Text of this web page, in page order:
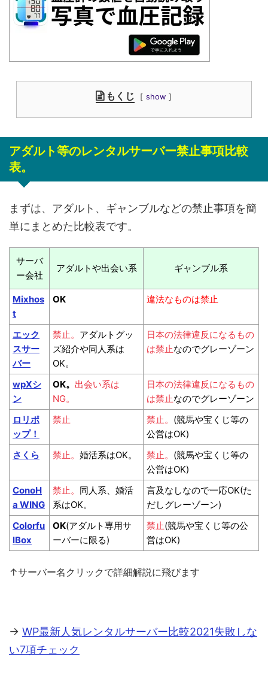
もくじ show
アダルト等のレンタルサーバー禁止事項比較
表。
まずは、アダルト、ギャンブルなどの禁止事項を簡
単にまとめた比較表です。
サーバ
ー会社
アダルトや出会い系 ギャンブル系
Mixhos
t
OK 違法なものは禁止
エック
スサー
バー
禁止。 アダルトグッ
ズ紹介や同人系は
OK。
日本の法律違反になるもの
は禁止なのでグレーゾーン
wpXシ
ン
OK。 出会い系は
NG。
日本の法律違反になるもの
は禁止なのでグレーゾーン
ロリポ
ップ！
禁止 禁止。 (競馬や宝くじ等の
公営はOK)
さくら
禁止。 婚活系はOK。 禁止。 (競馬や宝くじ等の
公営はOK)
ConoH
a WING
禁止。 同人系、婚活
系はOK。
言及なしなので一応OK(た
だしグレーゾーン)
Colorfu
lBox
OK(アダルト専用サ
ーバーに限る)
禁止(競馬や宝くじ等の公
営はOK)
↑サーバー名クリックで詳細解説に飛びます
→ WP最新人気レンタルサーバー比較2021失敗しな
い7項チェック